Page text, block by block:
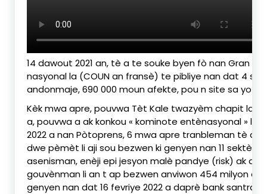
14 dawout 2021 an, tè a te souke byen fò nan Gran
nasyonal la (COUN an fransè) te pibliye nan dat 4
andonmaje, 690 000 moun afekte, pou n site sa yo
Kèk mwa apre, pouvwa Tèt Kale twazyèm chapit la,
a, pouvwa a ak konkou « kominote entènasyonal » la
2022 a nan Pòtoprens, 6 mwa apre tranbleman tè a.
dwe pèmèt li aji sou bezwen ki genyen nan 11 sektè
asenisman, enèji epi jesyon malè pandye (risk) ak
gouvènman li an t ap bezwen anviwon 454 milyon
genyen nan dat 16 fevriye 2022 a daprè bank santral.